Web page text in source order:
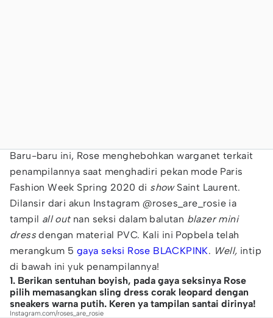
Baru-baru ini, Rose menghebohkan warganet terkait
penampilannya saat menghadiri pekan mode Paris
Fashion Week Spring 2020 di show Saint Laurent.
Dilansir dari akun Instagram @roses_are_rosie ia
tampil all out nan seksi dalam balutan blazer mini
dressdengan material PVC. Kali ini Popbela telah
merangkum 5 gaya seksi Rose BLACKPINK. Well, intip
di bawah ini yuk penampilannya!
1. Berikan sentuhan boyish, pada gaya seksinya Rose
pilih memasangkan sling dress corak leopard dengan
sneakers warna putih. Keren ya tampilan santai dirinya!
Instagram.com/roses_are_rosie